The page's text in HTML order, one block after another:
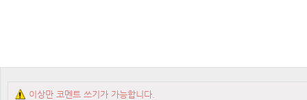
이상만 코멘트 쓰기가 가능합니다.